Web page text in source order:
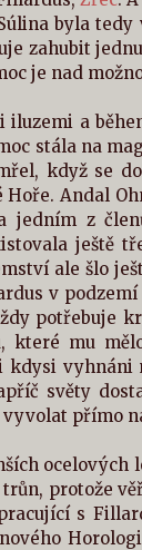
byla
zahubit
je nad
a
stála na
když se
Andal
jedním z
ještě
ale šlo
v podzemí
potřebuje
které mu
vyhnáni
světy
přímo
ocelových
protože
s